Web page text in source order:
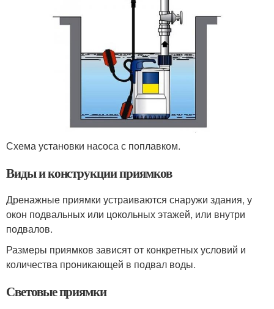
Схема установки насоса с поплавком.
Виды и конструкции приямков
Дренажные приямки устраиваются снаружи здания, у
окон подвальных или цокольных этажей, или внутри
подвалов.
Размеры приямков зависят от конкретных условий и
количества проникающей в подвал воды.
Световые приямки